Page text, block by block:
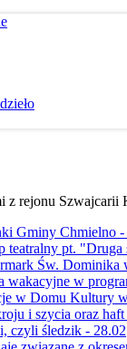
z rejonu Szwajcarii
Gminy Chmielno -
teatralny pt.
Św. Dominika
wakacyjne w
w Domu Kultury
i szycia oraz haft
czyli śledzik - 28.02